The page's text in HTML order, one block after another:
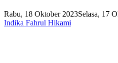
Rabu, 18 Oktober 2023Selasa, 17
Indika Fahrul Hikami